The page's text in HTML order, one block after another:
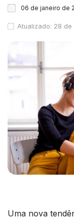
06 de janeiro de
Atualizado: 28 de
Uma nova